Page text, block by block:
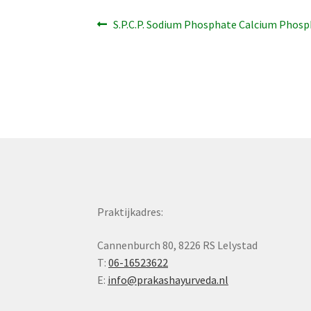
Bericht
Vorig
S.P.C.P. Sodium Phosphate Calcium
Praktijkadres:
Cannenburch 80, 8226 RS Lelystad
T:06-16523622
E: info@prakashayurveda.nl